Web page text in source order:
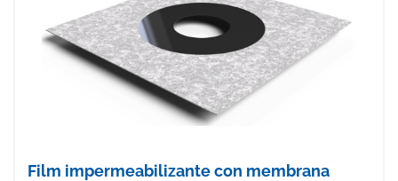
Film impermeabilizante con membrana